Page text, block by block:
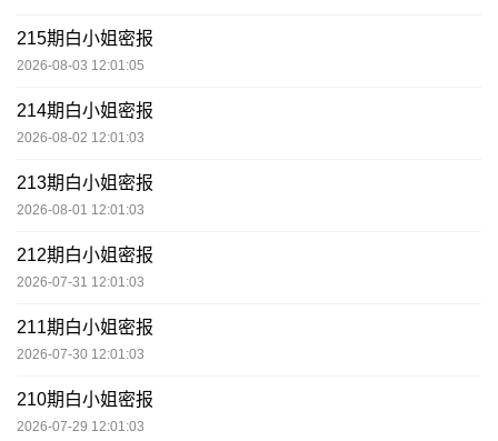
215期白小姐密报
2026-08-03 12:01:05
214期白小姐密报
2026-08-02 12:01:03
213期白小姐密报
2026-08-01 12:01:03
212期白小姐密报
2026-07-31 12:01:03
211期白小姐密报
2026-07-30 12:01:03
210期白小姐密报
2026-07-29 12:01:03